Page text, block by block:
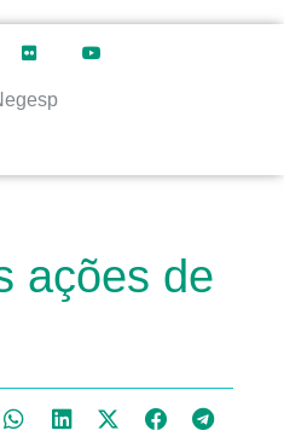
ações de